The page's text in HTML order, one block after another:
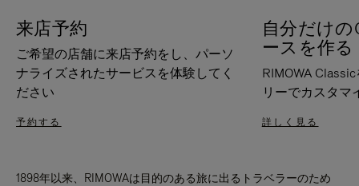
来店予約
ご希望の店舗に来店予約をし、パーソ
ナライズされたサービスを体験してく
ださい
予約する
自分だけ
ースを作る
RIMOWA
リーでカスタマ
詳しく見る
1898年以来、RIMOWAは目的のある旅に出るトラベラーのため